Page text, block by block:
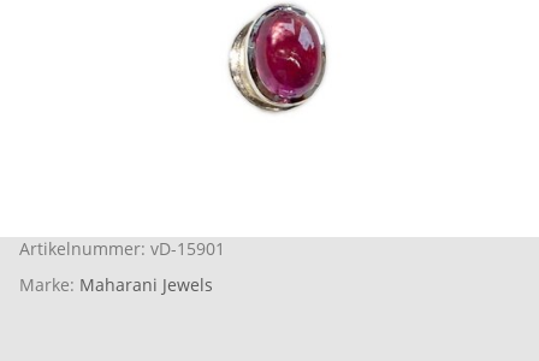
Artikelnummer: vD-15901
Marke: Maharani Jewels